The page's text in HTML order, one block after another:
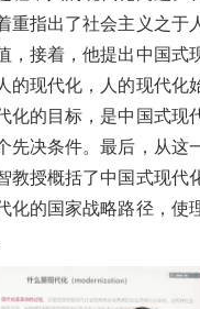
重指出了社会主义之于
，接着，他提出中国式
的现代化，人的现代化
化的目标，是中国式现
先决条件。最后，从这
教授概括了中国式现代
化的国家战略路径，使